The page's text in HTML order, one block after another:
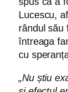
Lucescu,
rândul său
întreaga
cu
„Nu știu